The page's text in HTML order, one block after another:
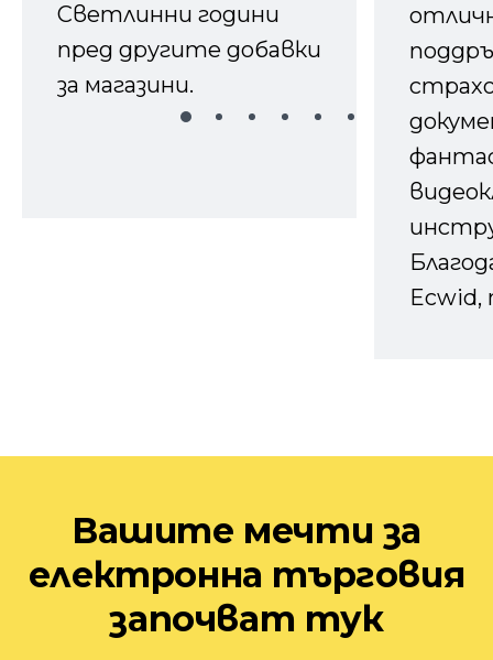
Светлинни години
пред другите добавки
за магазини.
Ecwid,
Вашите мечти за
електронна търговия
започват тук